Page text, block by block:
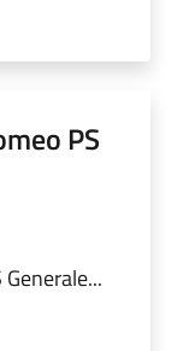
PS